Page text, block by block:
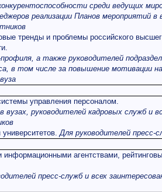
среди ведущих
реализации Планов мероприятий в
тренды и проблемы российского
а также руководителей
в том числе за повышение мотивации
управления персоналом.
руководителей кадровых служб и
Для руководителей пресс-
агентствами,
пресс-служб и всех